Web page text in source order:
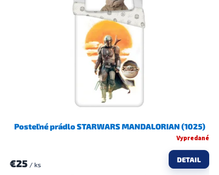
Posteľné prádlo STARWARS MANDALORIAN (1025)
Vypredané
€25 / ks
DETAIL